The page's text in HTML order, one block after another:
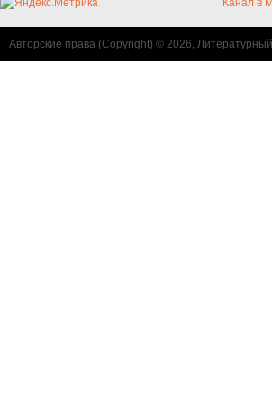
Канал в
Авторские права (Copyright) © 2026,